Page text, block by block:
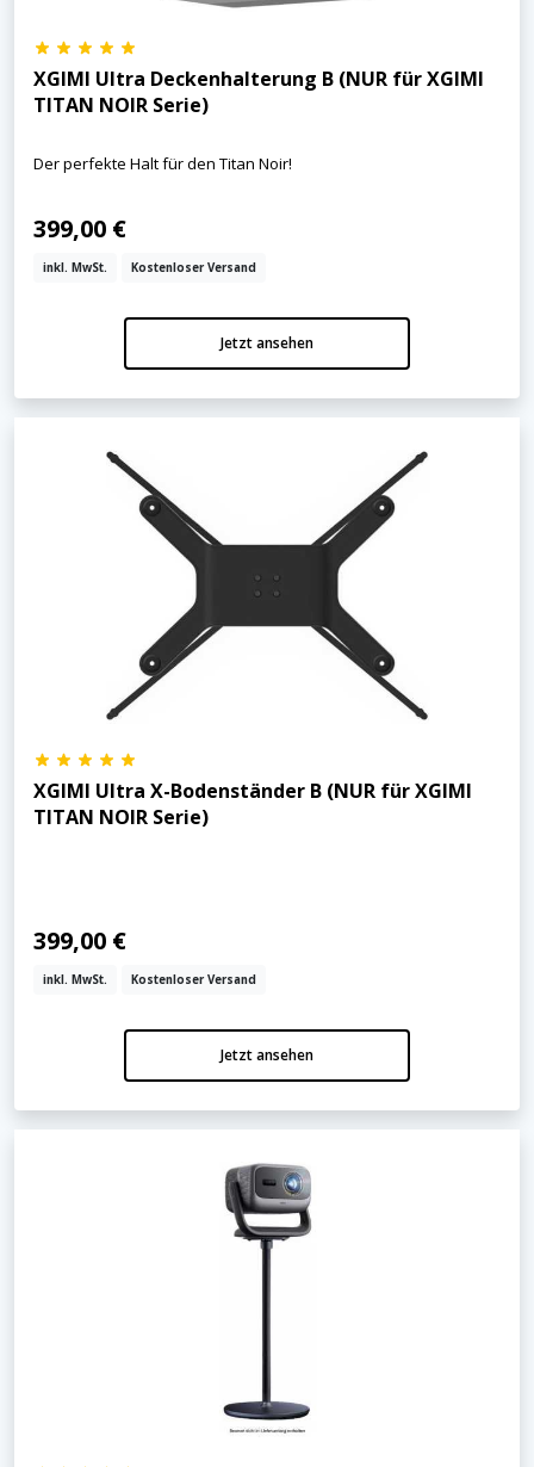
XGIMI Ultra Deckenhalterung B (NUR für XGIMI
TITAN NOIR Serie)
Der perfekte Halt für den Titan Noir!
399,00 €
inkl. MwSt. Kostenloser Versand
Jetzt ansehen
XGIMI Ultra X-Bodenständer B (NUR für XGIMI
TITAN NOIR Serie)
399,00 €
inkl. MwSt. Kostenloser Versand
Jetzt ansehen